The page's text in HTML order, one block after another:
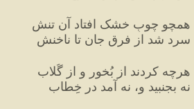
همچو چوبِ خشک افتاد آن تنش
سرد شد از فرقِ جان تا ناخنش
هرچه کردند از بُخور و از گُلاب
نه بجنبید و، نه آمد در خِطاب